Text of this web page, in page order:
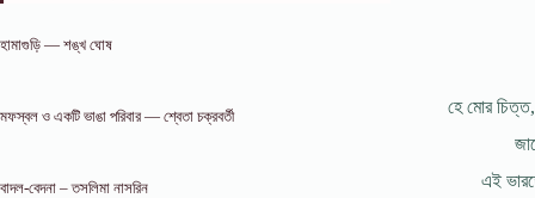
হে মোর চিত্ত,
এই
হামাগুড়ি — শঙ্খ ঘোষ
মফস্বল ও একটি ভাঙা পরিবার — শ্বেতা চক্রবর্তী
বাদল-বেদনা – তসলিমা নাসরিন